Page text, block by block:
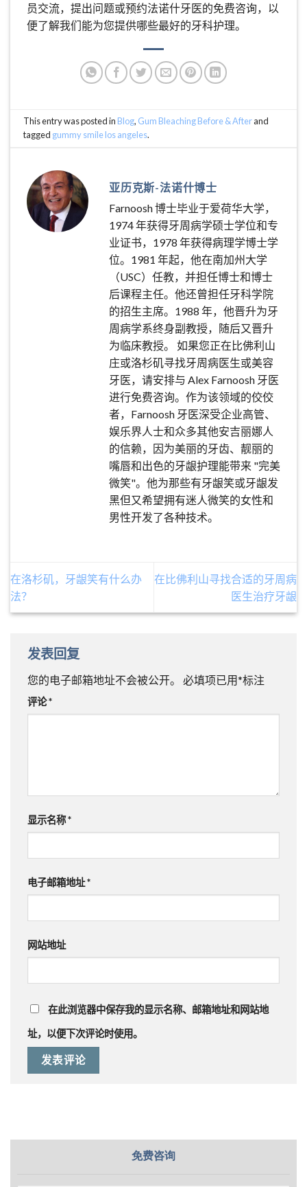
员交流，提出问题或预约法诺什牙医的免费咨询，以
便了解我们能为您提供哪些最好的牙科护理。
This entry was posted in Blog, Gum Bleaching Before & Afterand
tagged gummy smile los angeles.
亚历克斯-法诺什博士
Farnoosh 博士毕业于爱荷华大学，
1974 年获得牙周病学硕士学位和专
业证书，1978 年获得病理学博士学
位。1981 年起，他在南加州大学
（USC）任教，并担任博士和博士
后课程主任。他还曾担任牙科学院
的招生主席。1988 年，他晋升为牙
周病学系终身副教授，随后又晋升
为临床教授。 如果您正在比佛利山
庄或洛杉矶寻找牙周病医生或美容
牙医，请安排与 Alex Farnoosh 牙医
进行免费咨询。作为该领域的佼佼
者，Farnoosh 牙医深受企业高管、
娱乐界人士和众多其他安吉丽娜人
的信赖，因为美丽的牙齿、靓丽的
嘴唇和出色的牙龈护理能带来 "完美
微笑"。他为那些有牙龈笑或牙龈发
黑但又希望拥有迷人微笑的女性和
男性开发了各种技术。
在洛杉矶，牙龈笑有什么办
法？
在比佛利山寻找合适的牙周病
医生治疗牙龈
发表回复
您的电子邮箱地址不会被公开。 必填项已用*标注
评论*
显示名称*
电子邮箱地址*
网站地址
在此浏览器中保存我的显示名称、邮箱地址和网站地
址，以便下次评论时使用。
免费咨询